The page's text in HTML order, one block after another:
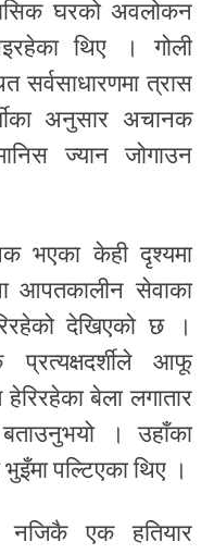
घरको अवलोकन
थिए । गोली
सर्वसाधारणमा त्रास
अनुसार अचानक
ज्यान जोगाउन
भएका केही दृश्यमा
आपतकालीन सेवाका
देखिएको छ ।
आफू
बेला लगातार
। उहाँका
पल्टिएका थिए ।
एक हतियार